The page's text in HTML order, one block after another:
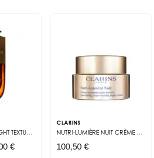
DOUBLE SERUM LIGHT TEXTURE SÉRUM ANTI-ÂGE TEXTURE LÉGÈRE
€
CLARINS
NUTRI-LUMIÈRE NUIT CRÈME RECONSTITUANTE INTENSE
100,50 €